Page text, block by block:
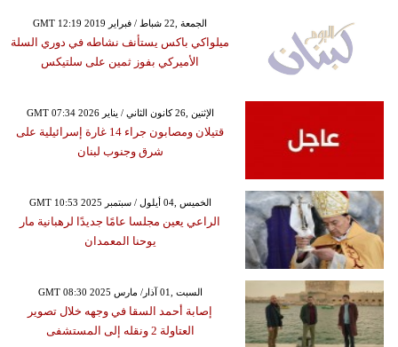
GMT 12:19 2019 الجمعة ,22 شباط / فبراير
ميلواكي باكس يستأنف نشاطه في دوري السلة
الأميركي بفوز ثمين على سلتيكس
GMT 07:34 2026 الإثنين ,26 كانون الثاني / يناير
قتيلان ومصابون جراء 14 غارة إسرائيلية على
شرق وجنوب لبنان
GMT 10:53 2025 الخميس ,04 أيلول / سبتمبر
الراعي يعين مجلسا عامًا جديدًا لرهبانية مار
يوحنا المعمدان
GMT 08:30 2025 السبت ,01 آذار/ مارس
إصابة أحمد السقا في وجهه خلال تصوير
العتاولة 2 ونقله إلى المستشفى